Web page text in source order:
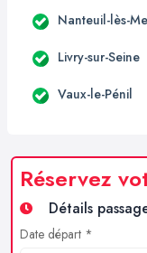
Nanteuil-lès-
Livry-sur-Seine
Vaux-le-Pénil
Réservez
Détails
Date départ *